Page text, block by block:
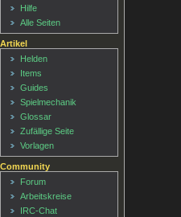
Hilfe
Alle Seiten
Artikel
Helden
Items
Guides
Spielmechanik
Glossar
Zufällige Seite
Vorlagen
Community
Forum
Arbeitskreise
IRC-Chat